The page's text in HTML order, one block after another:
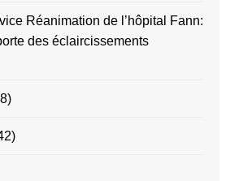
Réanimation de l’hôpital Fann:
des éclaircissements